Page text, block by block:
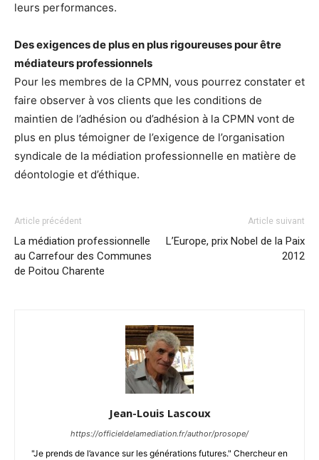
leurs performances.
Des exigences de plus en plus rigoureuses pour être
médiateurs professionnels
Pour les membres de la CPMN, vous pourrez constater et
faire observer à vos clients que les conditions de
maintien de l’adhésion ou d’adhésion à la CPMN vont de
plus en plus témoigner de l’exigence de l’organisation
syndicale de la médiation professionnelle en matière de
déontologie et d’éthique.
Article précédent
La médiation professionnelle
au Carrefour des Communes
de Poitou Charente
Article suivant
L’Europe, prix Nobel de la Paix
2012
Jean-Louis Lascoux
https://officieldelamediation.fr/author/prosope/
"Je prends de l’avance sur les générations futures." Chercheur en